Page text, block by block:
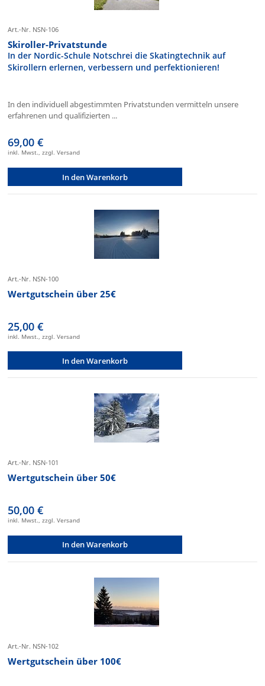
Art.-Nr. NSN-106
Skiroller-Privatstunde
In der Nordic-Schule Notschrei die Skatingtechnik auf
Skirollern erlernen, verbessern und perfektionieren!
In den individuell abgestimmten Privatstunden vermitteln unsere
erfahrenen und qualifizierten ...
69,00 €
inkl. Mwst., zzgl. Versand
In den Warenkorb
Art.-Nr. NSN-100
Wertgutschein über 25€
25,00 €
inkl. Mwst., zzgl. Versand
In den Warenkorb
Art.-Nr. NSN-101
Wertgutschein über 50€
50,00 €
inkl. Mwst., zzgl. Versand
In den Warenkorb
Art.-Nr. NSN-102
Wertgutschein über 100€